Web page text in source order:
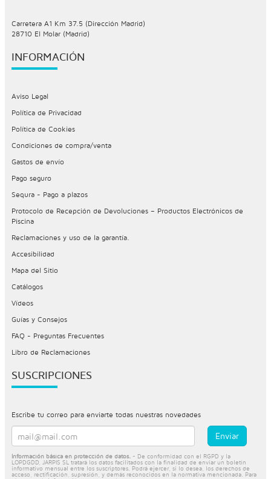
Carretera A1 Km 37.5 (Dirección Madrid)
28710 El Molar (Madrid)
INFORMACIÓN
Aviso Legal
Política de Privacidad
Política de Cookies
Condiciones de compra/venta
Gastos de envío
Pago seguro
Sequra - Pago a plazos
Protocolo de Recepción de Devoluciones – Productos Electrónicos de
Piscina
Reclamaciones y uso de la garantía.
Accesibilidad
Mapa del Sitio
Catálogos
Vídeos
Guías y Consejos
FAQ - Preguntas Frecuentes
Libro de Reclamaciones
SUSCRIPCIONES
Escribe tu correo para enviarte todas nuestras novedades
Información básica en protección de datos. - De conformidad con el RGPD y la
LOPDGDD, JARPIS SL tratará los datos facilitados con la finalidad de enviar un boletín
informativo mensual entre los suscriptores. Podrá ejercer, si lo desea, los derechos de
acceso, rectificación, supresión, y demás reconocidos en la normativa mencionada. Para